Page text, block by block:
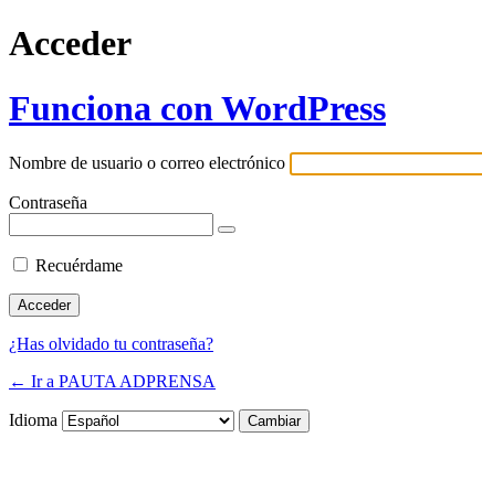
Acceder
Funciona con WordPress
Nombre de usuario o correo electrónico
Contraseña
Recuérdame
¿Has olvidado tu contraseña?
← Ir a PAUTA ADPRENSA
Idioma